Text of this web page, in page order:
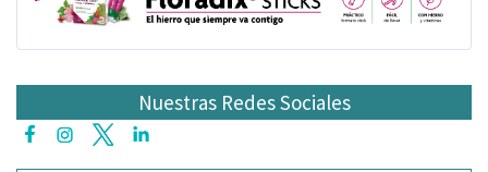
Nuestras Redes Sociales